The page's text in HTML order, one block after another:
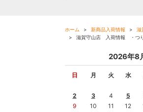
ホーム 新商品入荷情報
滋
滋賀守山店 入荷情報 ・つ
2026年8
日 月 火 水
2
3 4 5
9
10 11 12